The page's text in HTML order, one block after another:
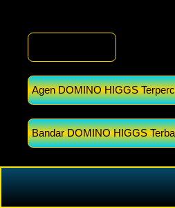
Agen DOMINO HIGGS
Bandar DOMINO HIGGS